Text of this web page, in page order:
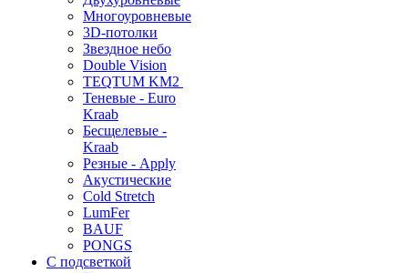
Многоуровневые
3D-потолки
Звездное небо
Double Vision
TEQTUM KM2
Теневые - Euro
Kraab
Бесщелевые -
Kraab
Резные - Apply
Акустические
Cold Stretch
LumFer
BAUF
PONGS
С подсветкой